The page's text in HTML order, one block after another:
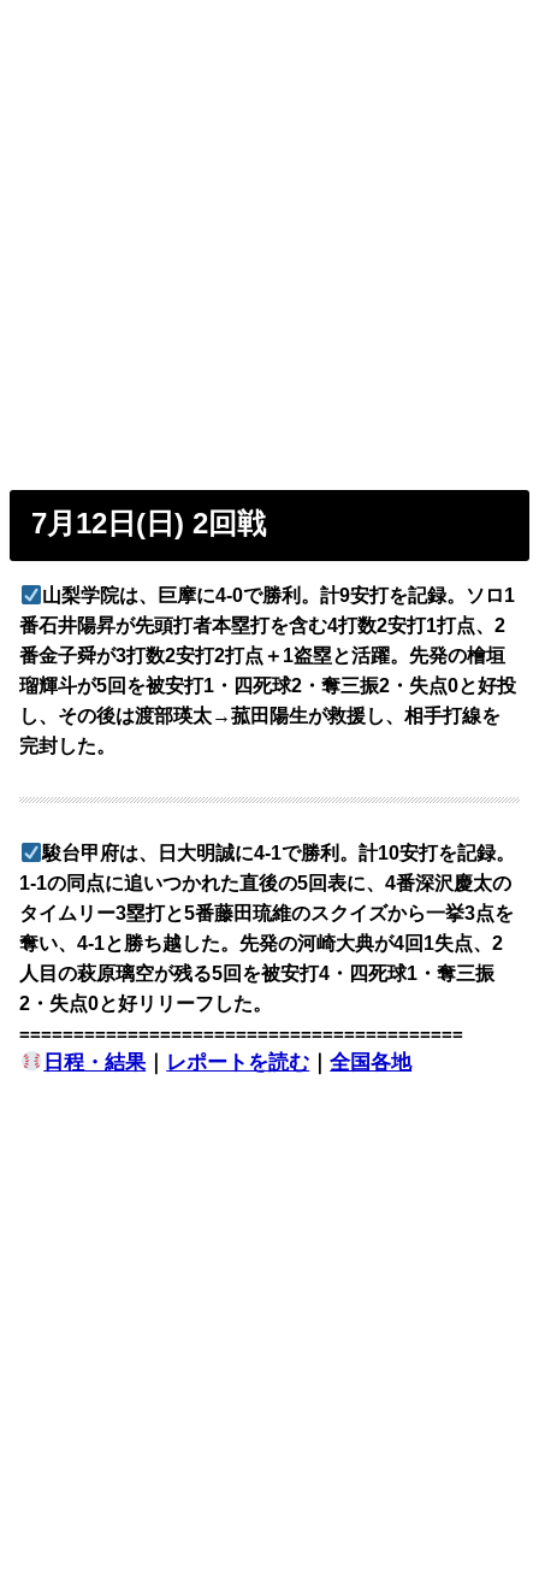
7月12日(日) 2回戦
山梨学院は、巨摩に4-0で勝利。計9安打を記録。ソロ1
番石井陽昇が先頭打者本塁打を含む4打数2安打1打点、2
番金子舜が3打数2安打2打点＋1盗塁と活躍。先発の檜垣
瑠輝斗が5回を被安打1・四死球2・奪三振2・失点0と好投
し、その後は渡部瑛太→菰田陽生が救援し、相手打線を
完封した。
駿台甲府は、日大明誠に4-1で勝利。計10安打を記録。
1-1の同点に追いつかれた直後の5回表に、4番深沢慶太の
タイムリー3塁打と5番藤田琉維のスクイズから一挙3点を
奪い、4-1と勝ち越した。先発の河崎大典が4回1失点、2
人目の萩原璃空が残る5回を被安打4・四死球1・奪三振
2・失点0と好リリーフした。
=========================================
日程・結果｜ レポートを読む ｜全国各地